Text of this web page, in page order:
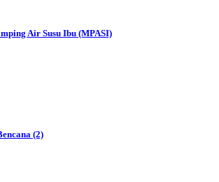
Air Susu Ibu (MPASI)
(2)